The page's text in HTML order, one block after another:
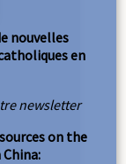
nouvelles
en
newsletter
on the